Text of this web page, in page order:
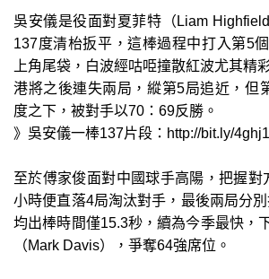
吳安儀是役面對夏菲特（Liam
137度清枱扳平，這棒過程中打入第5
上角尾袋，白波經咕𠱸撞散紅波尤其精
港將之後連失兩局，縱第5局追近，但
度之下，被對手以70：69反勝。
》吳安儀一棒137片段： http://bit.ly/
至於傅家俊面對中國球手高陽，把握對
小時便直落4局淘汰對手，最後兩局分
均出棒時間僅15.3秒，續為今季最快，
（Mark Davis），爭奪64強席位。